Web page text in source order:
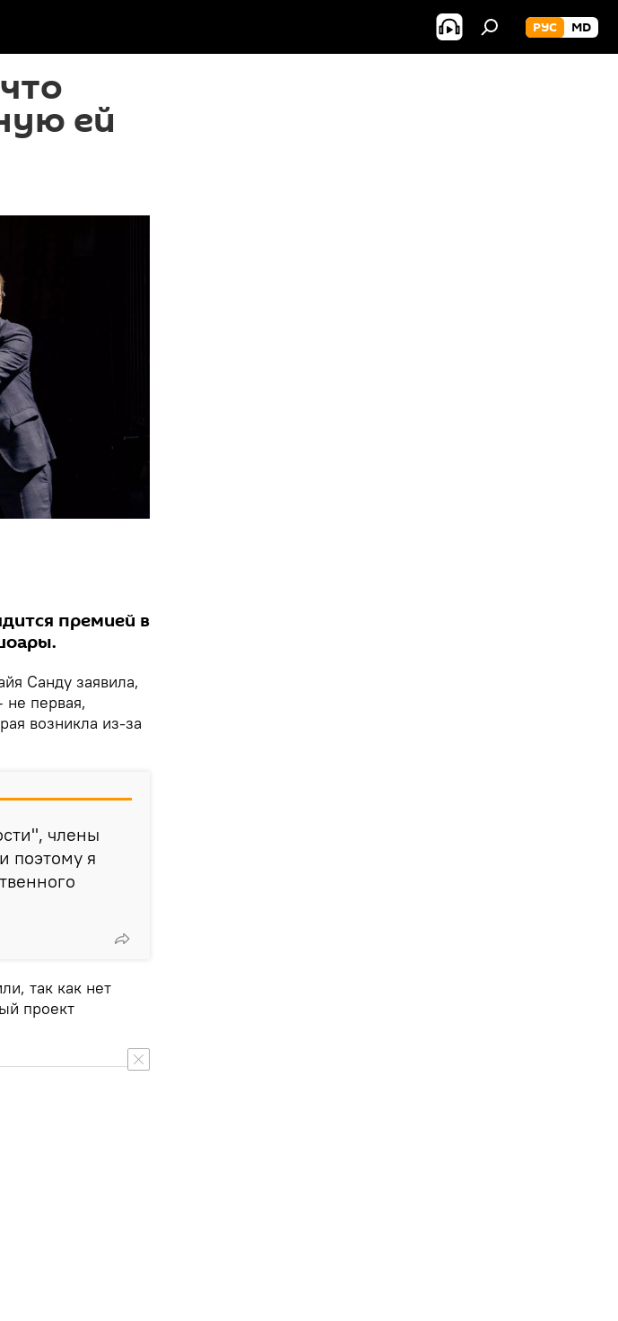
РУС MD
ей
премией в
Санду заявила,
не первая,
возникла из-за
члены
поэтому я
так как нет
проект